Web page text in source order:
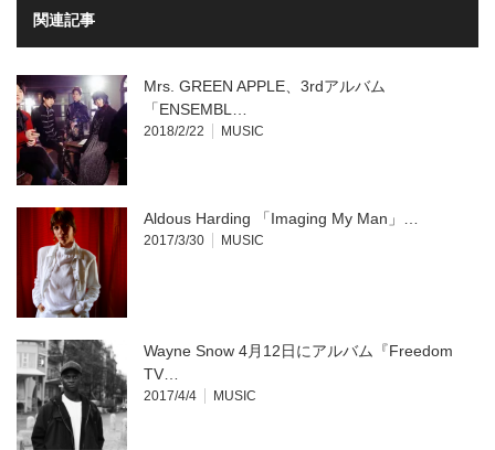
い
ウ
ウ
で
開
き
ま
す)
い
(新
し
い
ン
ド
ウ
開
き
ま
す)
関連記事
Mrs. GREEN APPLE、3rdアルバム
「ENSEMBL…
2018/2/22 MUSIC
Aldous Harding 「Imaging My Man」…
2017/3/30 MUSIC
Wayne Snow 4月12日にアルバム『Freedom
TV…
2017/4/4 MUSIC